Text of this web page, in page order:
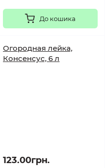
До кошика
Огородная лейка,
Консенсус, 6 л
123.00грн.